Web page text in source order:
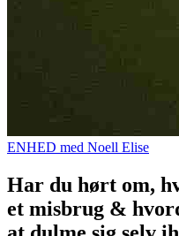
ENHED med Noell Elise
Har du hørt om,
et misbrug &